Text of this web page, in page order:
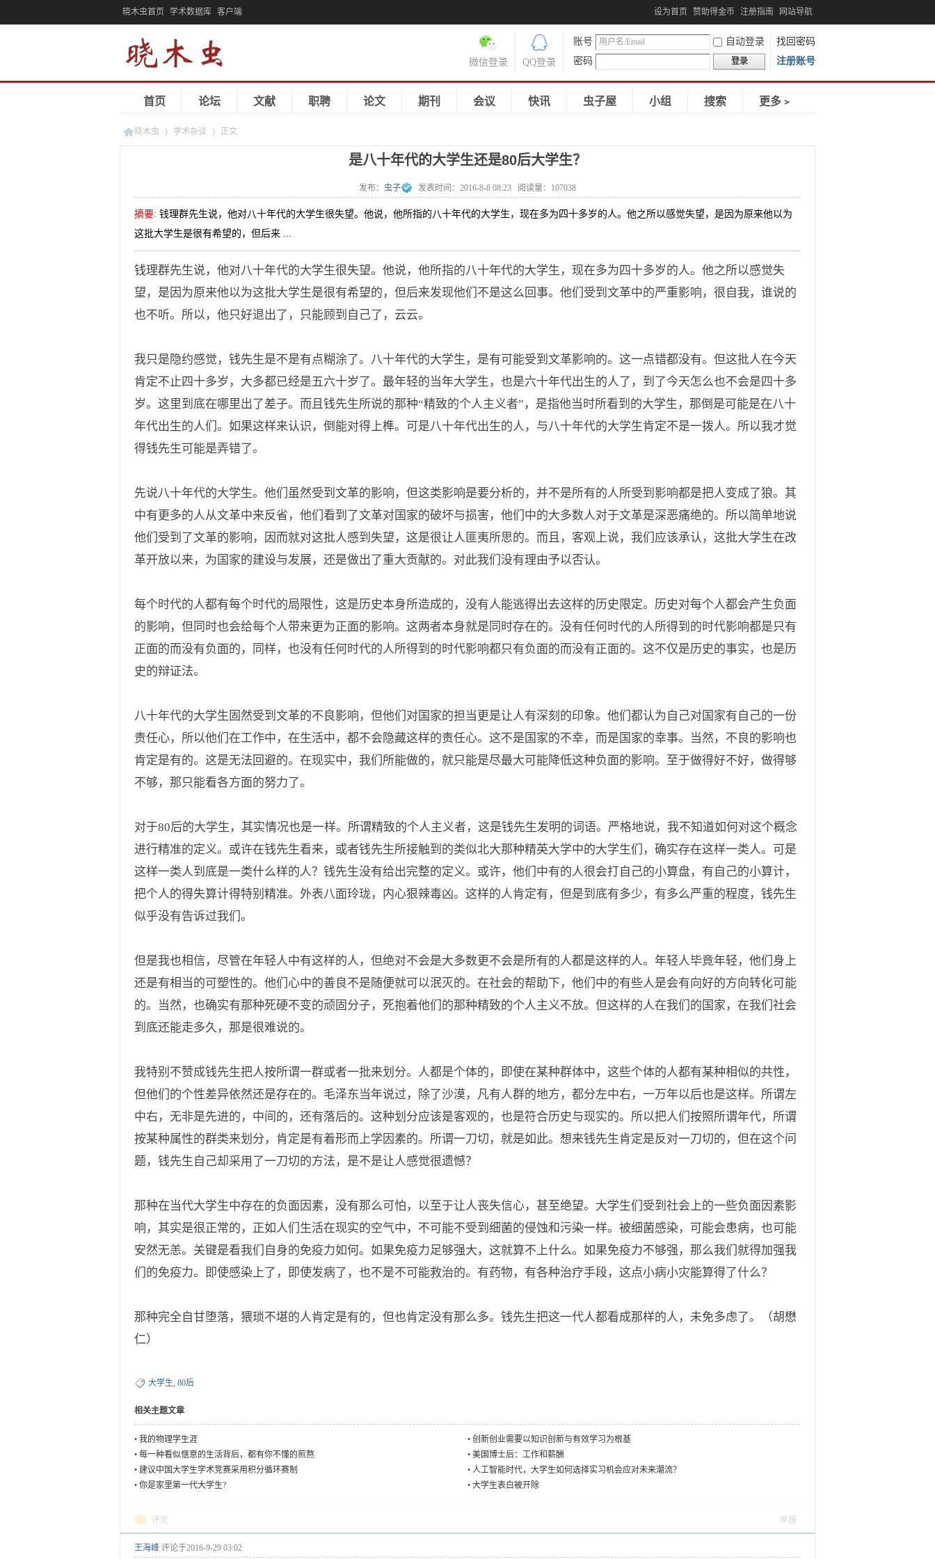
晓木虫首页 学术数据库 客户端 设为首页 赞助得金币 注册指南 网站导航
账号 自动登录
找回密码
密码
登录 注册账号
QQ登录
微信登录
首页 论坛 文献 职聘 论文 期刊 会议 快讯 虫子屋 小组 搜索 更多﹥
晓木虫 学术杂谈 正文
是八十年代的大学生还是80后大学生？
发布： 虫子 发表时间： 2016-8-8 08:23 阅读量： 107038
摘要: 钱理群先生说，他对八十年代的大学生很失望。他说，他所指的八十年代的大学生，现在多为四十多岁的人。他之所以感觉失望，是因为原来他以为
这批大学生是很有希望的，但后来 ...
钱理群先生说，他对八十年代的大学生很失望。他说，他所指的八十年代的大学生，现在多为四十多岁的人。他之所以感觉失
望，是因为原来他以为这批大学生是很有希望的，但后来发现他们不是这么回事。他们受到文革中的严重影响，很自我，谁说的
也不听。所以，他只好退出了，只能顾到自己了，云云。
我只是隐约感觉，钱先生是不是有点糊涂了。八十年代的大学生，是有可能受到文革影响的。这一点错都没有。但这批人在今天
肯定不止四十多岁，大多都已经是五六十岁了。最年轻的当年大学生，也是六十年代出生的人了，到了今天怎么也不会是四十多
岁。这里到底在哪里出了差子。而且钱先生所说的那种“精致的个人主义者”，是指他当时所看到的大学生，那倒是可能是在八十
年代出生的人们。如果这样来认识，倒能对得上榫。可是八十年代出生的人，与八十年代的大学生肯定不是一拨人。所以我才觉
得钱先生可能是弄错了。
先说八十年代的大学生。他们虽然受到文革的影响，但这类影响是要分析的，并不是所有的人所受到影响都是把人变成了狼。其
中有更多的人从文革中来反省，他们看到了文革对国家的破坏与损害，他们中的大多数人对于文革是深恶痛绝的。所以简单地说
他们受到了文革的影响，因而就对这批人感到失望，这是很让人匪夷所思的。而且，客观上说，我们应该承认，这批大学生在改
革开放以来，为国家的建设与发展，还是做出了重大贡献的。对此我们没有理由予以否认。
每个时代的人都有每个时代的局限性，这是历史本身所造成的，没有人能逃得出去这样的历史限定。历史对每个人都会产生负面
的影响，但同时也会给每个人带来更为正面的影响。这两者本身就是同时存在的。没有任何时代的人所得到的时代影响都是只有
正面的而没有负面的，同样，也没有任何时代的人所得到的时代影响都只有负面的而没有正面的。这不仅是历史的事实，也是历
史的辩证法。
八十年代的大学生固然受到文革的不良影响，但他们对国家的担当更是让人有深刻的印象。他们都认为自己对国家有自己的一份
责任心，所以他们在工作中，在生活中，都不会隐藏这样的责任心。这不是国家的不幸，而是国家的幸事。当然，不良的影响也
肯定是有的。这是无法回避的。在现实中，我们所能做的，就只能是尽最大可能降低这种负面的影响。至于做得好不好，做得够
不够，那只能看各方面的努力了。
对于80后的大学生，其实情况也是一样。所谓精致的个人主义者，这是钱先生发明的词语。严格地说，我不知道如何对这个概念
进行精准的定义。或许在钱先生看来，或者钱先生所接触到的类似北大那种精英大学中的大学生们，确实存在这样一类人。可是
这样一类人到底是一类什么样的人？钱先生没有给出完整的定义。或许，他们中有的人很会打自己的小算盘，有自己的小算计，
把个人的得失算计得特别精准。外表八面玲珑，内心狠辣毒凶。这样的人肯定有，但是到底有多少，有多么严重的程度，钱先生
似乎没有告诉过我们。
但是我也相信，尽管在年轻人中有这样的人，但绝对不会是大多数更不会是所有的人都是这样的人。年轻人毕竟年轻，他们身上
还是有相当的可塑性的。他们心中的善良不是随便就可以泯灭的。在社会的帮助下，他们中的有些人是会有向好的方向转化可能
的。当然，也确实有那种死硬不变的顽固分子，死抱着他们的那种精致的个人主义不放。但这样的人在我们的国家，在我们社会
到底还能走多久，那是很难说的。
我特别不赞成钱先生把人按所谓一群或者一批来划分。人都是个体的，即使在某种群体中，这些个体的人都有某种相似的共性，
但他们的个性差异依然还是存在的。毛泽东当年说过，除了沙漠，凡有人群的地方，都分左中右，一万年以后也是这样。所谓左
中右，无非是先进的，中间的，还有落后的。这种划分应该是客观的，也是符合历史与现实的。所以把人们按照所谓年代，所谓
按某种属性的群类来划分，肯定是有着形而上学因素的。所谓一刀切，就是如此。想来钱先生肯定是反对一刀切的，但在这个问
题，钱先生自己却采用了一刀切的方法，是不是让人感觉很遗憾？
那种在当代大学生中存在的负面因素，没有那么可怕，以至于让人丧失信心，甚至绝望。大学生们受到社会上的一些负面因素影
响，其实是很正常的，正如人们生活在现实的空气中，不可能不受到细菌的侵蚀和污染一样。被细菌感染，可能会患病，也可能
安然无恙。关键是看我们自身的免疫力如何。如果免疫力足够强大，这就算不上什么。如果免疫力不够强，那么我们就得加强我
们的免疫力。即使感染上了，即使发病了，也不是不可能救治的。有药物，有各种治疗手段，这点小病小灾能算得了什么？
那种完全自甘堕落，猥琐不堪的人肯定是有的，但也肯定没有那么多。钱先生把这一代人都看成那样的人，未免多虑了。（胡懋
仁）
大学生, 80后
相关主题文章
• 我的物理学生涯 • 创新创业需要以知识创新与有效学习为根基
• 每一种看似惬意的生活背后，都有你不懂的煎熬 • 美国博士后：工作和薪酬
• 建议中国大学生学术竞赛采用积分循环赛制 • 人工智能时代，大学生如何选择实习机会应对未来潮流？
• 你是家里第一代大学生? • 大学生表白被开除
评论 举报
王海峰 评论于2016-9-29 03:02